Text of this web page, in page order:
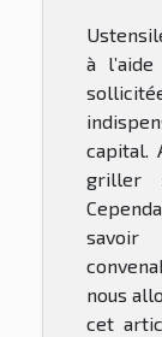
à
capital.
griller
nous
cet